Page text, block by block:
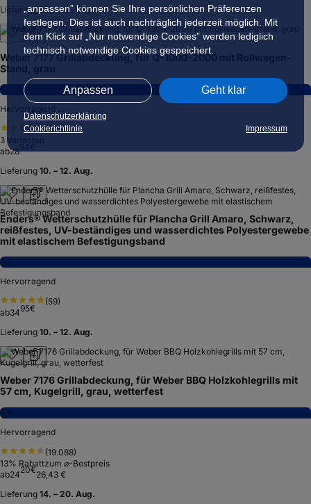
„anpassen” können Sie Ihre persönlichen Präferenzen
festlegen. Dies ist auch nachträglich jederzeit möglich. Mit
dem Klick auf „Nur notwendige Cookies” werden lediglich
technisch notwendige Cookies gespeichert.
Anpassen Geht klar
Datenschutzerklärung
Cookierichtlinie
Impressum
Lieferung 16. – 22. Okt.
Weber 7177 Grillabdeckung, für Q-1000-2000 mit Rollwagen-
Stand, grau
8,3
Hervorragend
(3.124)
3 Varianten
ab28
Lieferung 10. – 12. Aug.
Enders® Wetterschutzhülle für Plancha Grill Amaro, Schwarz,
reißfestes, UV-beständiges und wasserdichtes Polyestergewebe
mit elastischem Befestigungsband
8,5
Hervorragend
(59)
ab3495€
Lieferung 10. – 12. Aug.
Weber 7176 Grillabdeckung, für Weber BBQ Holzkohlegrills mit
57 cm, Kugelgrill, grau, wetterfest
8,4
Hervorragend
(19.088)
13% Rabattzum ⌀-Bestpreis
ab2420€26,43 €
Lieferung 14. – 20. Aug.